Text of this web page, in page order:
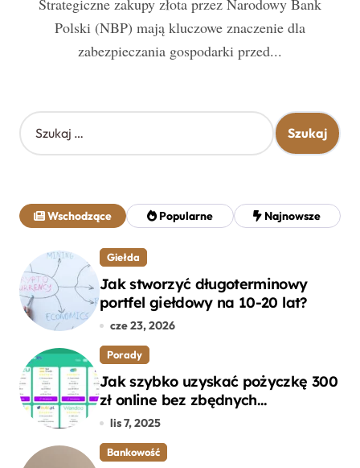
Polski (NBP) mają kluczowe znaczenie dla
zabezpieczania gospodarki przed...
S
z
j
:
Wschodzące Popularne Najnowsze
Giełda
Jak stworzyć długoterminowy
portfel giełdowy na 10-20 lat?
cze 23, 2026
Porady
Jak szybko uzyskać pożyczkę 300
zł online bez zbędnych
formalności?
lis 7, 2025
Bankowość